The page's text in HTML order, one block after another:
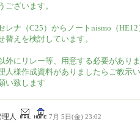
ございます。
レナ（C25）からノートnismo（
替えを検討しています。
外にリレー等、用意する必要がありま
人様作成資料がありましたらご教示
い致します
人 7月 5日(金) 23:02